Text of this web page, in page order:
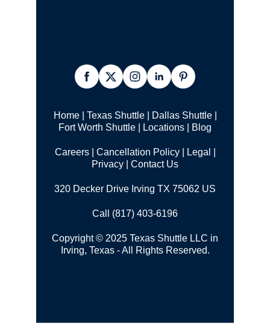
Home| Texas Shuttle| Dallas Shuttle|
Fort Worth Shuttle
Locations Blog
Careers| Cancellation Policy|
Legal |
Privacy
Contact Us
320 Decker Drive Irving TX 75062 US
Call (817) 403-6196
Copyright © 2025 Texas Shuttle LLC in
Irving, Texas - All Rights Reserved.